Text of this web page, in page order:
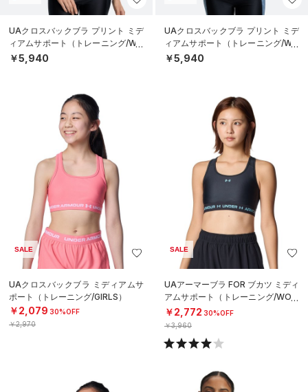
UAクロスバックブラ プリント ミデ
ィアムサポート（トレーニング/WO
MEN）
￥5,940
UAクロスバックブラ プリント ミデ
ィアムサポート（トレーニング/WO
MEN）
￥5,940
SALE
UAクロスバックブラ ミディアムサ
ポート（トレーニング/GIRLS）
￥2,079 30%OFF
￥2,970
SALE
UAアーマーブラ FOR ブカツ ミディ
アムサポート（トレーニング/WOM
EN）
￥2,772 30%OFF
￥3,960